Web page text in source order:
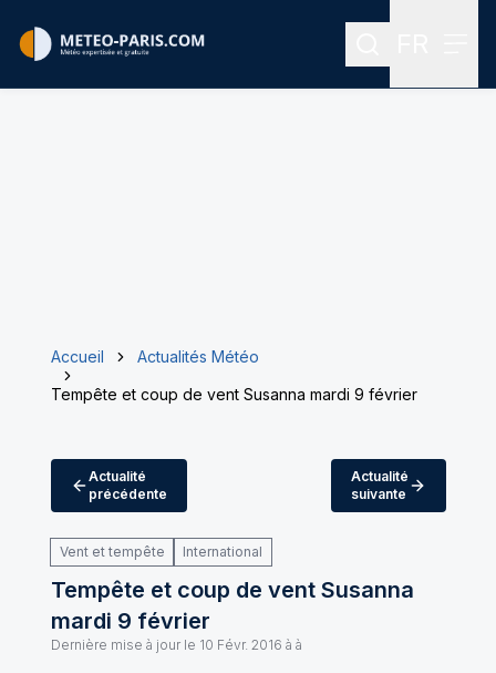
Rechercher
Accueil
Actualités Météo
Tempête et coup de vent Susanna mardi 9 février
Actualité
précédente
Actualité
suivante
Vent et tempête International
Tempête et coup de vent Susanna
mardi 9 février
Dernière mise à jour le 10 Févr. 2016 à à